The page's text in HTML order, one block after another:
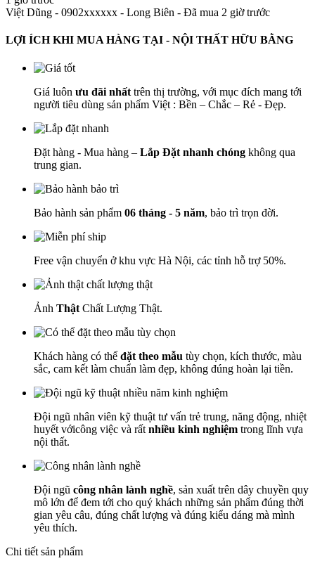
Việt Dũng - 0902xxxxxx - Long Biên - Đã mua 2 giờ trước
LỢI ÍCH KHI MUA HÀNG TẠI - NỘI THẤT HỮU BẰNG
Giá luôn ưu đãi nhất trên thị trường, với mục đích mang tới
người tiêu dùng sản phẩm Việt : Bền – Chắc – Rẻ - Đẹp.
Đặt hàng - Mua hàng – Lắp Đặt nhanh chóng không qua
trung gian.
Bảo hành sản phẩm 06 tháng - 5 năm, bảo trì trọn đời.
Free vận chuyển ở khu vực Hà Nội, các tỉnh hỗ trợ 50%.
Ảnh Thật Chất Lượng Thật.
Khách hàng có thể đặt theo mẫu tùy chọn, kích thước, màu
sắc, cam kết làm chuẩn làm đẹp, không đúng hoàn lại tiền.
Đội ngũ nhân viên kỹ thuật tư vấn trẻ trung, năng động, nhiệt
huyết vớicông việc và rất nhiều kinh nghiệm trong lĩnh vựa
nội thất.
Đội ngũ công nhân lành nghề, sản xuất trên dây chuyền quy
mô lớn để đem tới cho quý khách những sản phẩm đúng thời
gian yêu câu, đúng chất lượng và đúng kiểu dáng mà mình
yêu thích.
Chi tiết sản phẩm